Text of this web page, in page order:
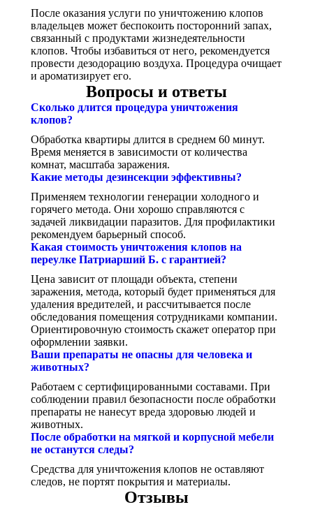
После оказания услуги по уничтожению клопов
владельцев может беспокоить посторонний запах,
связанный с продуктами жизнедеятельности
клопов. Чтобы избавиться от него, рекомендуется
провести дезодорацию воздуха. Процедура очищает
и ароматизирует его.
Вопросы и ответы
Сколько длится процедура уничтожения
клопов?
Обработка квартиры длится в среднем 60 минут.
Время меняется в зависимости от количества
комнат, масштаба заражения.
Какие методы дезинсекции эффективны?
Применяем технологии генерации холодного и
горячего метода. Они хорошо справляются с
задачей ликвидации паразитов. Для профилактики
рекомендуем барьерный способ.
Какая стоимость уничтожения клопов на
переулке Патриарший Б. с гарантией?
Цена зависит от площади объекта, степени
заражения, метода, который будет применяться для
удаления вредителей, и рассчитывается после
обследования помещения сотрудниками компании.
Ориентировочную стоимость скажет оператор при
оформлении заявки.
Ваши препараты не опасны для человека и
животных?
Работаем с сертифицированными составами. При
соблюдении правил безопасности после обработки
препараты не нанесут вреда здоровью людей и
животных.
После обработки на мягкой и корпусной мебели
не останутся следы?
Средства для уничтожения клопов не оставляют
следов, не портят покрытия и материалы.
Отзывы